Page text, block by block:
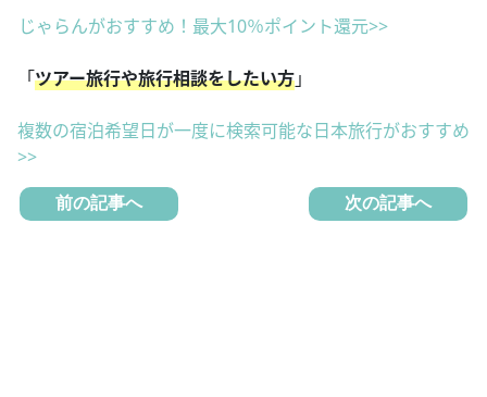
じゃらんがおすすめ！最大10％ポイント還元>>
「ツアー旅行や旅行相談をしたい方」
複数の宿泊希望日が一度に検索可能な日本旅行がおすすめ
>>
前の記事へ 次の記事へ